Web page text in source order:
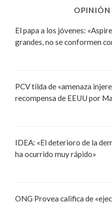
OPINIÓN
El papa a los jóvenes:
grandes, no se conformen
PCV tilda de «amenaza
recompensa de EEUU por
IDEA: «El deterioro de la
ha ocurrido muy rápido»
ONG Provea califica de